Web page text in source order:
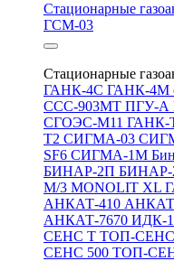
Стационарные
ГСМ-03
Стационарные
ГАНК-4С ГАНК-4М
ССС-903МТ ПГУ-А
СГОЭС-М11 ГАНК-
Т2 СИГМА-03
SF6 СИГМА-1М
БИНАР-2П БИНАР-
М/3 MONOLIT XL
АНКАТ-410
АНКАТ-7670 ИДК-
СЕНС Т ТОП-СЕНС
СЕНС 500 ТОП-